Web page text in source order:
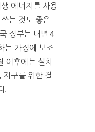
에너지를 사용
는 것도 좋은
정부는 내년 4
는 가정에 보조
이후에는 설치
지구를 위한 결
.